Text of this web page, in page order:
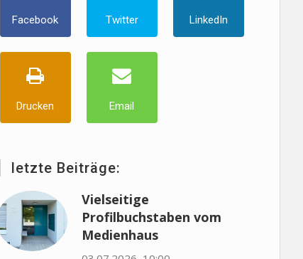
Facebook Twitter LinkedIn
Drucken Email
letzte Beiträge:
Vielseitige
Profilbuchstaben vom
Medienhaus